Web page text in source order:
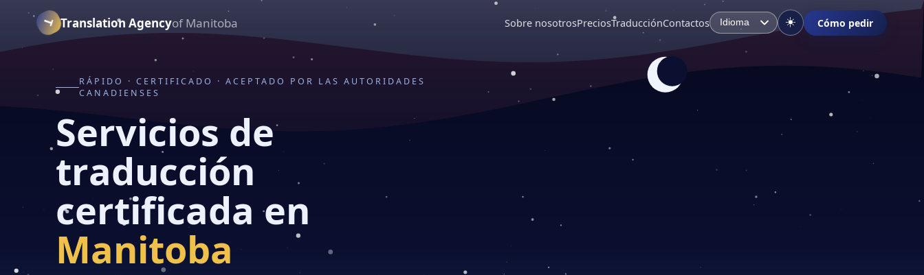
T Translation Agencyof Manitoba Sobre nosotrosPreciosTraducciónContactos ☀️ Cómo pedir
RÁPIDO · CERTIFICADO · ACEPTADO POR LAS AUTORIDADES
CANADIENSES
Servicios de
traducción
certificada en
Manitoba